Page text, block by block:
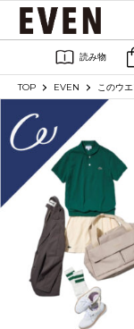
読み物
TOP EVEN このウ